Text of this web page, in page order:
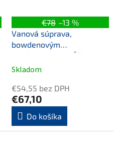
€78 –13 %
Vanová súprava,
bowdenovým
mechanizmom, dĺžka
1200mm, zátka 72mm,
Skladom
€54,55 bez DPH
€67,10
Do košíka